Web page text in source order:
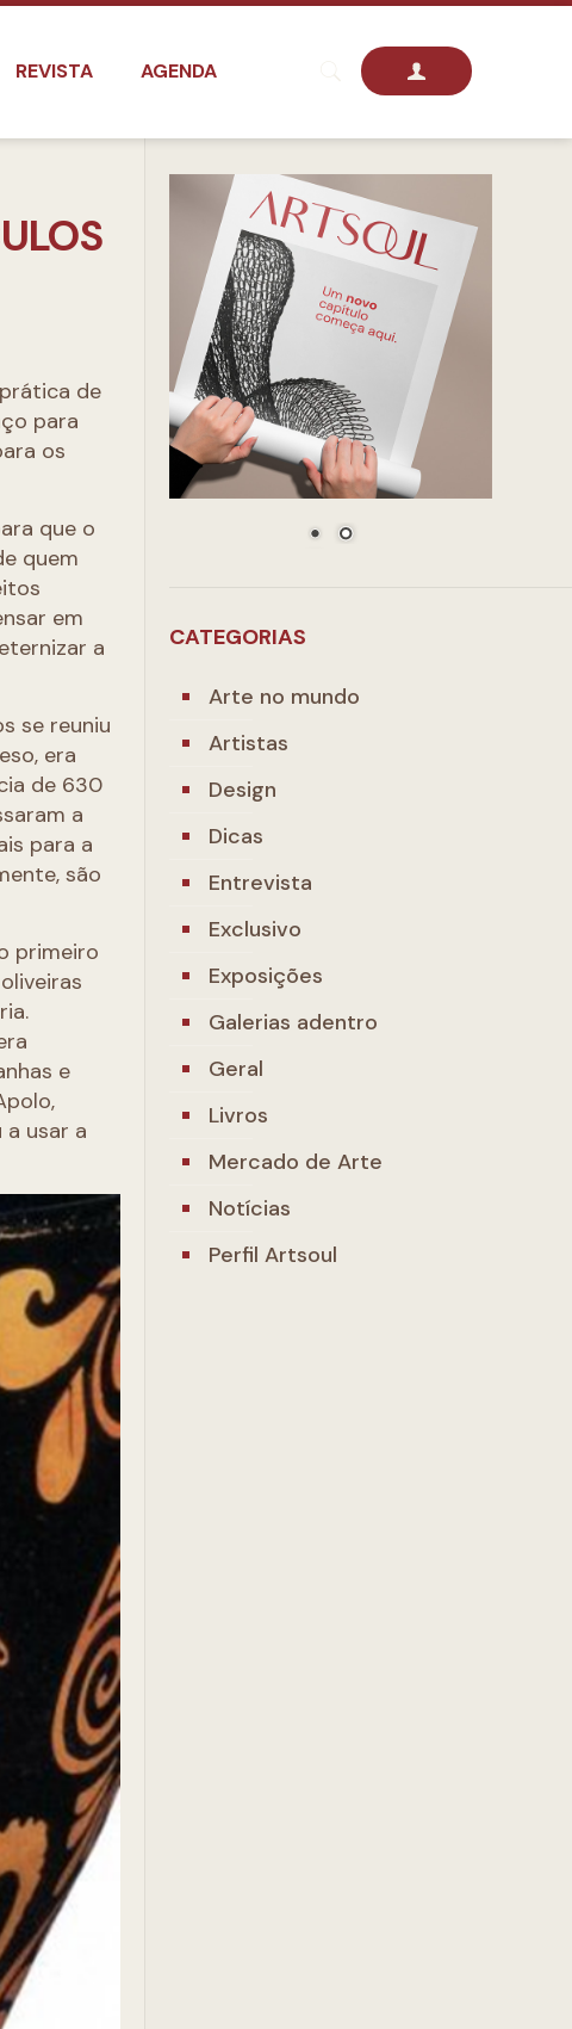
REVISTA AGENDA
de
para
os
que o
quem
em
a
se reuniu
era
de 630
a
para a
são
primeiro
e
usar a
CATEGORIAS
Arte no mundo
Artistas
Design
Dicas
Entrevista
Exclusivo
Exposições
Galerias adentro
Geral
Livros
Mercado de Arte
Notícias
Perfil Artsoul